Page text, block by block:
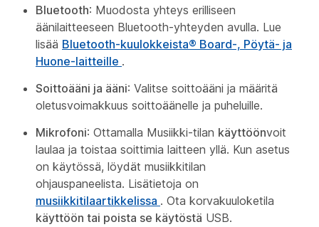
Bluetooth: Muodosta yhteys erilliseen
äänilaitteeseen Bluetooth-yhteyden avulla. Lue
lisää Bluetooth-kuulokkeista® Board-, Pöytä- ja
Huone-laitteille .
Soittoääni ja ääni: Valitse soittoääni ja määritä
oletusvoimakkuus soittoäänelle ja puheluille.
Mikrofoni: Ottamalla Musiikki-tilan käyttöönvoit
laulaa ja toistaa soittimia laitteen yllä. Kun asetus
on käytössä, löydät musiikkitilan
ohjauspaneelista. Lisätietoja on
musiikkitilaartikkelissa . Ota korvakuuloketila
käyttöön tai poista se käytöstä USB.